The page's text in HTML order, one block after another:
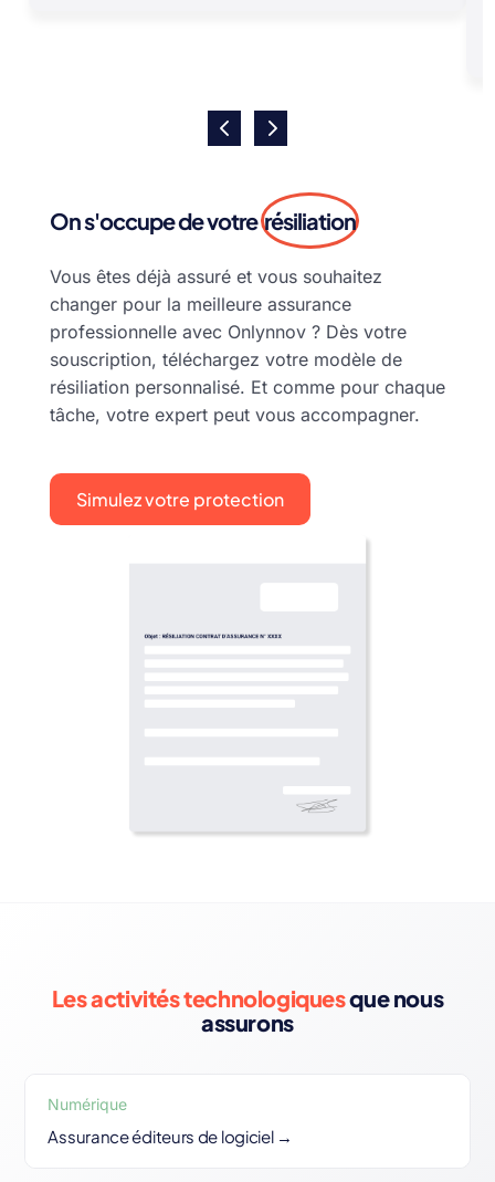
On s'occupe de votre résiliation
Vous êtes déjà assuré et vous souhaitez
changer pour la meilleure assurance
professionnelle avec Onlynnov ? Dès votre
souscription, téléchargez votre modèle de
résiliation personnalisé. Et comme pour chaque
tâche, votre expert peut vous accompagner.
Simulez votre protection
Les activités technologiquesque nous
assurons
Numérique
Assurance éditeurs de logiciel →